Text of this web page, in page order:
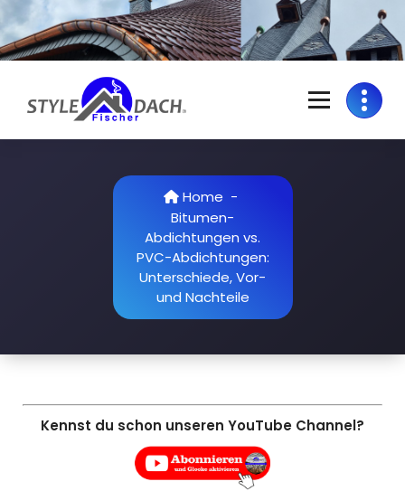
Skip
to
content
S
c
Home -
Bitumen-
Abdichtungen vs.
PVC-Abdichtungen:
Unterschiede, Vor-
und Nachteile
Kennst du schon unseren YouTube Channel?